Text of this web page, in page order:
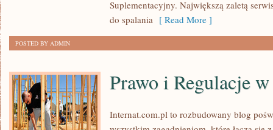
Suplementacyjny. Największą zaletą
do spalania [ Read More ]
POSTED BY ADMIN
Prawo i Regulacje
Internat.com.pl to rozbudowany blog